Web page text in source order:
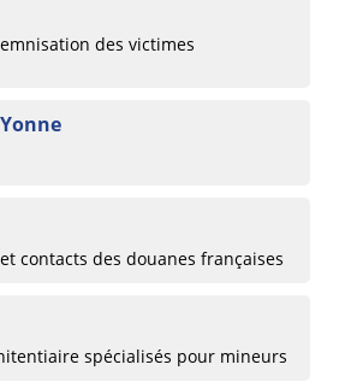
des victimes
contacts des douanes françaises
spécialisés pour mineurs